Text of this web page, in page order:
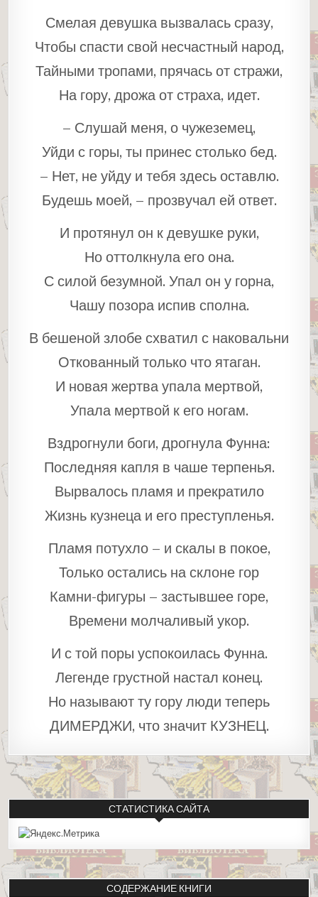
Смелая девушка вызвалась сразу,
Чтобы спасти свой несчастный народ,
Тайными тропами, прячась от стражи,
На гору, дрожа от страха, идет.
– Слушай меня, о чужеземец,
Уйди с горы, ты принес столько бед.
– Нет, не уйду и тебя здесь оставлю.
Будешь моей, – прозвучал ей ответ.
И протянул он к девушке руки,
Но оттолкнула его она.
С силой безумной. Упал он у горна,
Чашу позора испив сполна.
В бешеной злобе схватил с наковальни
Откованный только что ятаган.
И новая жертва упала мертвой,
Упала мертвой к его ногам.
Вздрогнули боги, дрогнула Фунна:
Последняя капля в чаше терпенья.
Вырвалось пламя и прекратило
Жизнь кузнеца и его преступленья.
Пламя потухло – и скалы в покое,
Только остались на склоне гор
Камни-фигуры – застывшее горе,
Времени молчаливый укор.
И с той поры успокоилась Фунна.
Легенде грустной настал конец.
Но называют ту гору люди теперь
ДИМЕРДЖИ, что значит КУЗНЕЦ.
СТАТИСТИКА САЙТА
СОДЕРЖАНИЕ КНИГИ